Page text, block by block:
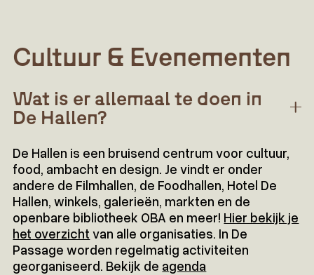
Cultuur & Evenementen
Wat is er allemaal te doen in
De Hallen?
De Hallen is een bruisend centrum voor cultuur,
food, ambacht en design. Je vindt er onder
andere de Filmhallen, de Foodhallen, Hotel De
Hallen, winkels, galerieën, markten en de
openbare bibliotheek OBA en meer! Hier bekijk je
het overzicht van alle organisaties. In De
Passage worden regelmatig activiteiten
georganiseerd. Bekijk de agenda